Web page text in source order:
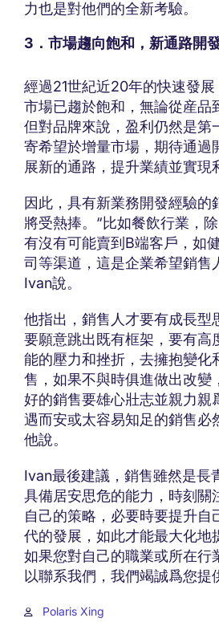
力也是對他們的全新考驗。
3．市場趨向飽和，新通路開
經過21世紀近20年的快速發
市場已趨於飽和，無論從産品
但對品牌來說，盈利仍然是第
寄希望於增量市場，期待通過
展新的通路，提升業績並實現
因此，具有新業務開發經驗
將受熱捧。“比如餐飲行業，
有沒有可能賣到B端客戶，如
司等渠道，這是企業希望銷售
Ivan說。
他指出，銷售人才要有成長型
要願意跳出既有框架，要有高
能的壓力和挫折，去擁抱變化
售，如果不與時俱進做出改變
好的銷售要雄心壯志並親力親
遇而安或太容易知足的銷售必
他說。
Ivan最後建議，銷售雖然是長
具備居安思危的能力，時刻關
自己的策略，必要時要提升自
代的發展，如此才能最大化地
如果您對自己的職業或所在行
以聯系我們，我們竭誠爲您提
Polaris Xing